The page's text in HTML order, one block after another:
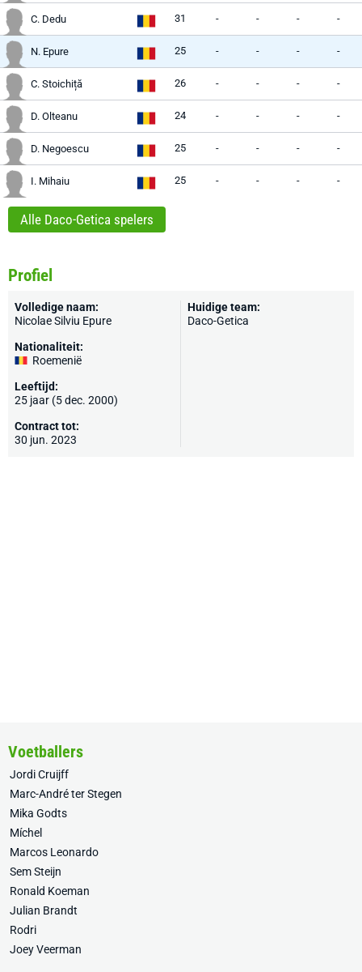
C. Dedu 31 - - - -
N. Epure 25 - - - -
C. Stoichiță 26 - - - -
D. Olteanu 24 - - - -
D. Negoescu 25 - - - -
I. Mihaiu 25 - - - -
Alle Daco-Getica spelers
Profiel
Volledige naam:
Nicolae Silviu Epure
Nationaliteit:
Roemenië
Leeftijd:
25 jaar (5 dec. 2000)
Contract tot:
30 jun. 2023
Huidige team:
Daco-Getica
Voetballers
Jordi Cruijff
Marc-André ter Stegen
Mika Godts
Míchel
Marcos Leonardo
Sem Steijn
Ronald Koeman
Julian Brandt
Rodri
Joey Veerman